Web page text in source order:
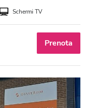
Schermi TV
Prenota